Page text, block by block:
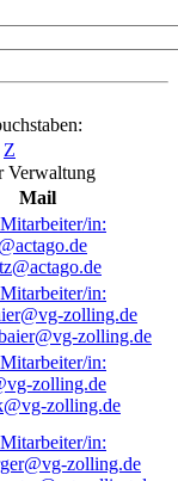
Z
Verwaltung
Mail
zolling.de
zolling.de